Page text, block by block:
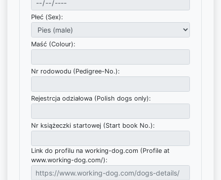
Płeć (Sex):
Maść (Colour):
Nr rodowodu (Pedigree-No.):
Rejestrcja odziałowa (Polish dogs only):
Nr książeczki startowej (Start book No.):
Link do profilu na working-dog.com (Profile at
www.working-dog.com/):